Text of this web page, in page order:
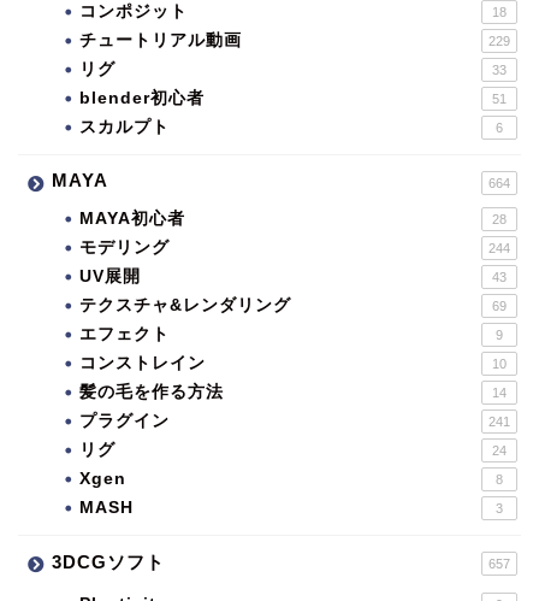
コンポジット 18
チュートリアル動画 229
リグ 33
blender初心者 51
スカルプト 6
MAYA 664
MAYA初心者 28
モデリング 244
UV展開 43
テクスチャ&レンダリング 69
エフェクト 9
コンストレイン 10
髪の毛を作る方法 14
プラグイン 241
リグ 24
Xgen 8
MASH 3
3DCGソフト 657